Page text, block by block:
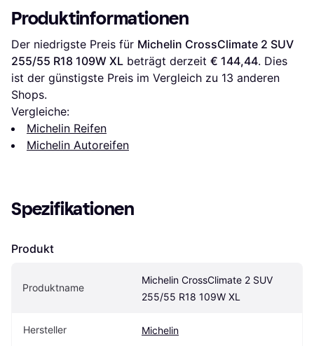
Produktinformationen
Der niedrigste Preis für Michelin CrossClimate 2 SUV
255/55 R18 109W XL beträgt derzeit € 144,44. Dies
ist der günstigste Preis im Vergleich zu 13 anderen
Shops.
Vergleiche:
Michelin Reifen
Michelin Autoreifen
Spezifikationen
Produkt
Produktname
Michelin CrossClimate 2 SUV
255/55 R18 109W XL
Hersteller Michelin